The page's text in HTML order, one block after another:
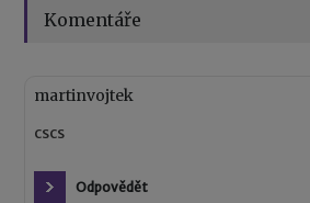
Komentáře
martinvojtek
cscs
Odpovědět